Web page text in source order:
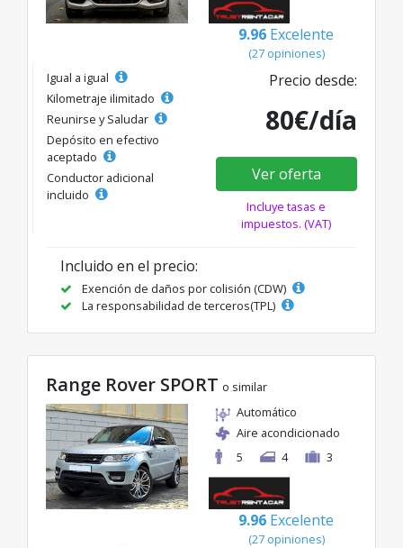
9.96 Excelente
(27 opiniones)
Igual a igual
Kilometraje ilimitado
Reunirse y Saludar
Depósito en efectivo
aceptado
Conductor adicional
incluido
Precio desde:
80€/día
Ver oferta
Incluye tasas e
impuestos. (VAT)
Incluido en el precio:
Exención de daños por colisión (CDW)
La responsabilidad de terceros(TPL)
Range Rover SPORT o similar
Automático
Aire acondicionado
5
4 3
9.96 Excelente
(27 opiniones)